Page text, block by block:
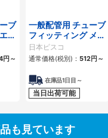
ブ
ル
円 ～
一般配管用 チューブ
フィッティング メス
エルボ
日本ピスコ
通常価格(税別)： 512円 ～
在庫品1日目～
当日出荷可能
も見ています